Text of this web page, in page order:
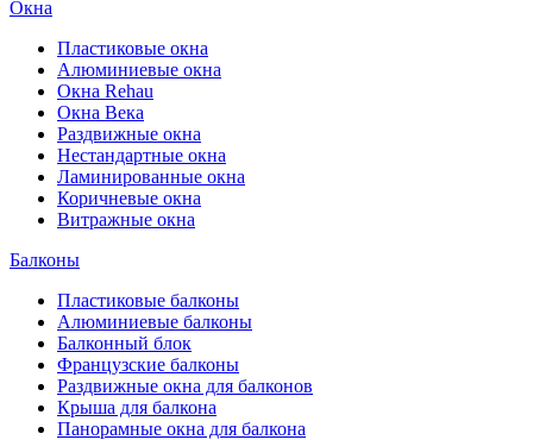
Окна
Пластиковые окна
Алюминиевые окна
Окна Rehau
Окна Века
Раздвижные окна
Нестандартные окна
Ламинированные окна
Коричневые окна
Витражные окна
Балконы
Пластиковые балконы
Алюминиевые балконы
Балконный блок
Французские балконы
Раздвижные окна для балконов
Крыша для балкона
Панорамные окна для балкона